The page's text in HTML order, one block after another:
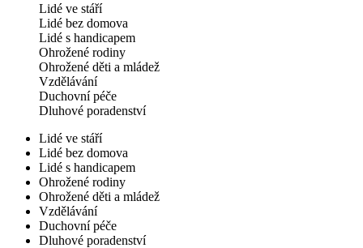
Lidé ve stáří
Lidé bez domova
Lidé s handicapem
Ohrožené rodiny
Ohrožené děti a mládež
Vzdělávání
Duchovní péče
Dluhové poradenství
Lidé ve stáří
Lidé bez domova
Lidé s handicapem
Ohrožené rodiny
Ohrožené děti a mládež
Vzdělávání
Duchovní péče
Dluhové poradenství